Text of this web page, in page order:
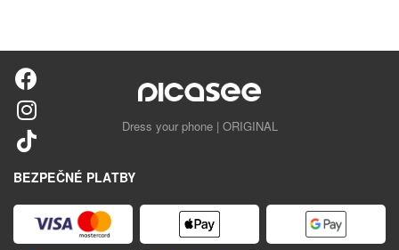
Dress your phone | ORIGINAL
BEZPEČNÉ PLATBY